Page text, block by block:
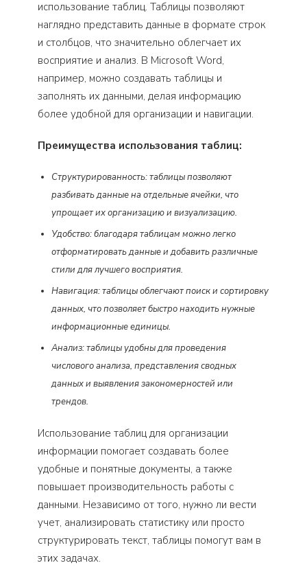
использование таблиц. Таблицы позволяют
наглядно представить данные в формате строк
и столбцов, что значительно облегчает их
восприятие и анализ. В Microsoft Word,
например, можно создавать таблицы и
заполнять их данными, делая информацию
более удобной для организации и навигации.
Преимущества использования таблиц:
Структурированность: таблицы позволяют
разбивать данные на отдельные ячейки, что
упрощает их организацию и визуализацию.
Удобство: благодаря таблицам можно легко
отформатировать данные и добавить различные
стили для лучшего восприятия.
Навигация: таблицы облегчают поиск и сортировку
данных, что позволяет быстро находить нужные
информационные единицы.
Анализ: таблицы удобны для проведения
числового анализа, представления сводных
данных и выявления закономерностей или
трендов.
Использование таблиц для организации
информации помогает создавать более
удобные и понятные документы, а также
повышает производительность работы с
данными. Независимо от того, нужно ли вести
учет, анализировать статистику или просто
структурировать текст, таблицы помогут вам в
этих задачах.